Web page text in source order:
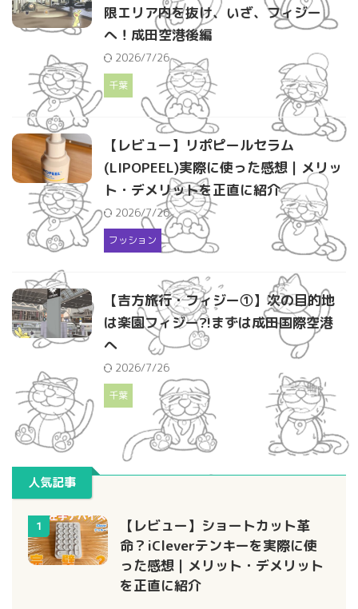
限エリア内を抜け、いざ、フィジー
へ！成田空港後編
2026/7/26
千葉
【レビュー】リポピールセラム
(LIPOPEEL)実際に使った感想｜メリッ
ト・デメリットを正直に紹介
2026/7/26
フッション
【吉方旅行・フィジー①】次の目的地
は楽園フィジー?!まずは成田国際空港
へ
2026/7/26
千葉
人気記事
1
【レビュー】ショートカット革
命？iCleverテンキーを実際に使
った感想｜メリット・デメリット
を正直に紹介